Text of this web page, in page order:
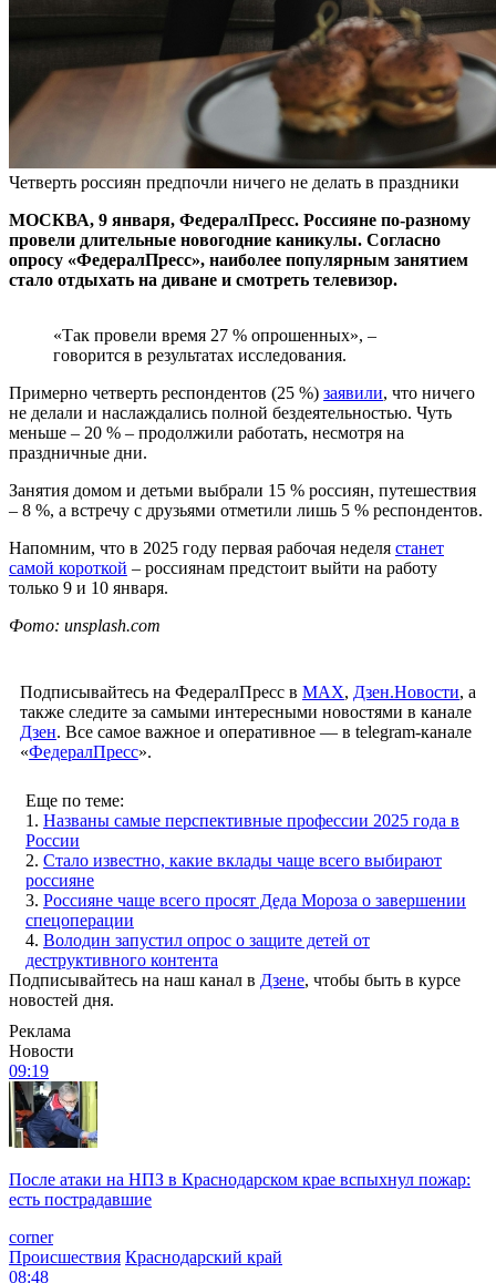
Четверть россиян предпочли ничего не делать в праздники
МОСКВА, 9 января, ФедералПресс. Россияне по-разному
провели длительные новогодние каникулы. Согласно
опросу «ФедералПресс», наиболее популярным занятием
стало отдыхать на диване и смотреть телевизор.
«Так провели время 27 % опрошенных», –
говорится в результатах исследования.
Примерно четверть респондентов (25 %) заявили, что ничего
не делали и наслаждались полной бездеятельностью. Чуть
меньше – 20 % – продолжили работать, несмотря на
праздничные дни.
Занятия домом и детьми выбрали 15 % россиян, путешествия
– 8 %, а встречу с друзьями отметили лишь 5 % респондентов.
Напомним, что в 2025 году первая рабочая неделя станет
самой короткой – россиянам предстоит выйти на работу
только 9 и 10 января.
Фото: unsplash.com
Подписывайтесь на ФедералПресс в МАХ, Дзен.Новости, а
также следите за самыми интересными новостями в канале
Дзен. Все самое важное и оперативное — в telegram-канале
«ФедералПресс».
Еще по теме:
1. Названы самые перспективные профессии 2025 года в
России
2. Стало известно, какие вклады чаще всего выбирают
россияне
3. Россияне чаще всего просят Деда Мороза о завершении
спецоперации
4. Володин запустил опрос о защите детей от
деструктивного контента
Подписывайтесь на наш канал в Дзене, чтобы быть в курсе
новостей дня.
Реклама
Новости
09:19
После атаки на НПЗ в Краснодарском крае вспыхнул пожар:
есть пострадавшие
corner
Происшествия Краснодарский край
08:48